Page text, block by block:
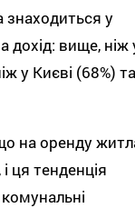
знаходиться у
дохід: вище, ніж
у Києві (68%) та
на оренду
ця тенденція